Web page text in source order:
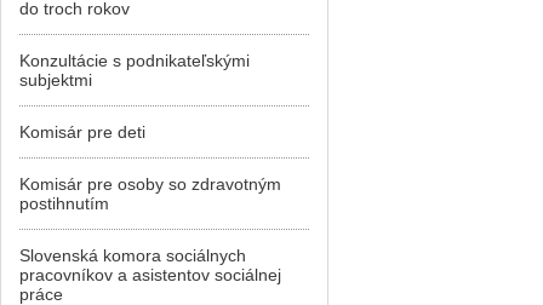
do troch rokov
Konzultácie s podnikateľskými
subjektmi
Komisár pre deti
Komisár pre osoby so zdravotným
postihnutím
Slovenská komora sociálnych
pracovníkov a asistentov sociálnej
práce